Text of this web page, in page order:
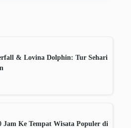
& Lovina Dolphin: Tur Sehari
Jam Ke Tempat Wisata Populer di